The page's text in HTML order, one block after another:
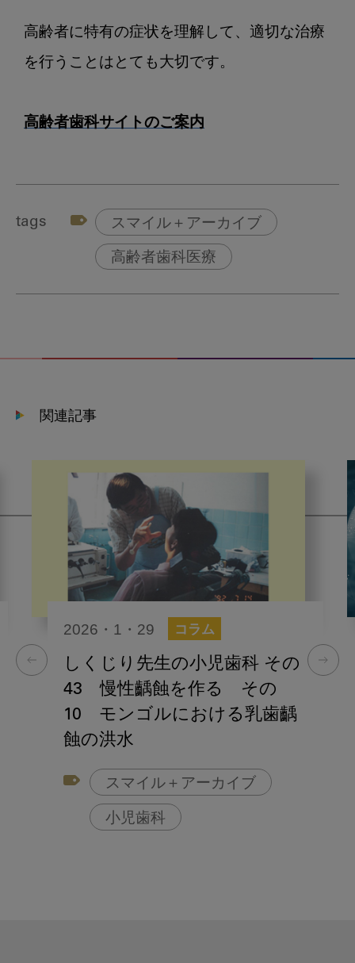
高齢者に特有の症状を理解して、適切な治療
を行うことはとても大切です。
高齢者歯科サイトのご案内
tags スマイル＋アーカイブ
高齢者歯科医療
関連記事
2026・1・29 コラム
しくじり先生の小児歯科 その
43 慢性齲蝕を作る その
10 モンゴルにおける乳歯齲
蝕の洪水
スマイル＋アーカイブ
小児歯科